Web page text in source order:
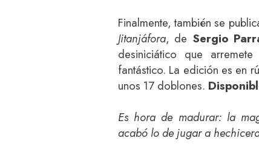
Finalmente, también se
Jitanjáfora, de Sergio
desiniciático que
fantástico. La edición es en
unos 17 doblones.
Es hora de madurar: la
acabó lo de jugar a